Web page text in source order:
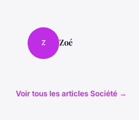
Z Zoé
Voir tous les articles Société →